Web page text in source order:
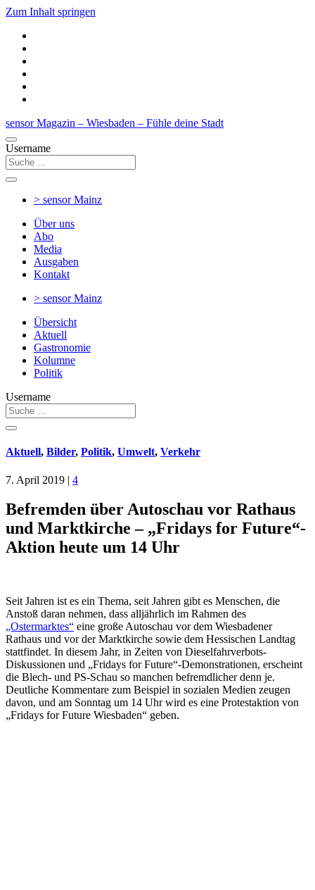
Zum Inhalt springen
sensor Magazin – Wiesbaden – Fühle deine Stadt
Username
> sensorMainz
Über uns
Abo
Media
Ausgaben
Kontakt
> sensorMainz
Übersicht
Aktuell
Gastronomie
Kolumne
Politik
Username
Aktuell, Bilder, Politik, Umwelt, Verkehr
7. April 2019 | 4
Befremden über Autoschau vor Rathaus
und Marktkirche – „Fridays for Future“-
Aktion heute um 14 Uhr
Seit Jahren ist es ein Thema, seit Jahren gibt es Menschen, die
Anstoß daran nehmen, dass alljährlich im Rahmen des
„Ostermarktes“ eine große Autoschau vor dem Wiesbadener
Rathaus und vor der Marktkirche sowie dem Hessischen Landtag
stattfindet. In diesem Jahr, in Zeiten von Dieselfahrverbots-
Diskussionen und „Fridays for Future“-Demonstrationen, erscheint
die Blech- und PS-Schau so manchen befremdlicher denn je.
Deutliche Kommentare zum Beispiel in sozialen Medien zeugen
davon, und am Sonntag um 14 Uhr wird es eine Protestaktion von
„Fridays for Future Wiesbaden“ geben.